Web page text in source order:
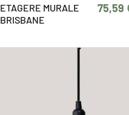
ETAGERE MURALE
BRISBANE
75,59